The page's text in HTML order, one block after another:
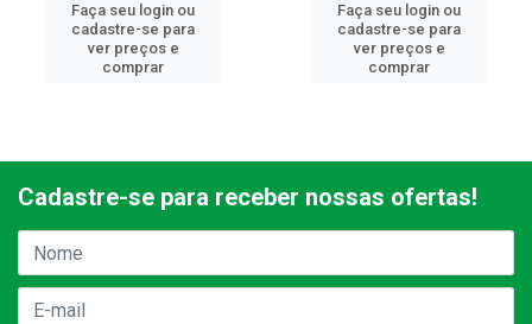
Faça seu login ou
cadastre-se para
ver preços e
comprar
Faça seu login ou
cadastre-se para
ver preços e
comprar
Cadastre-se para receber nossas ofertas!